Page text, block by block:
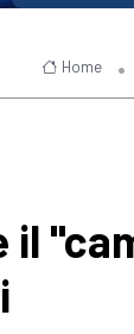
Home
il